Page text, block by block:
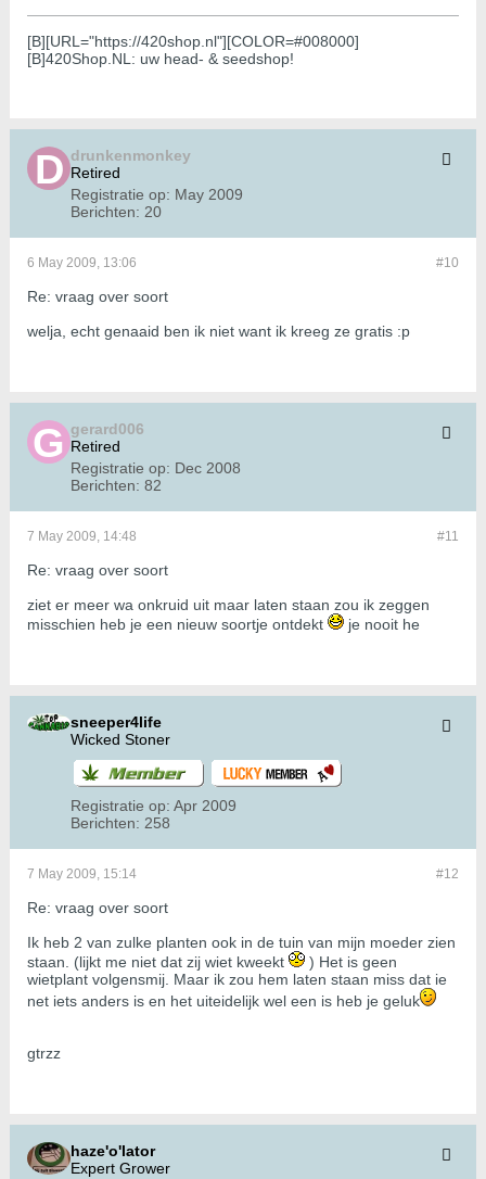
[B][URL="https://420shop.nl"][COLOR=#008000]
[B]420Shop.NL: uw head- & seedshop!
drunkenmonkey
Retired
Registratie op: May 2009
Berichten: 20
#10
6 May 2009, 13:06
Re: vraag over soort
welja, echt genaaid ben ik niet want ik kreeg ze gratis :p
gerard006
Retired
Registratie op: Dec 2008
Berichten: 82
#11
7 May 2009, 14:48
Re: vraag over soort
ziet er meer wa onkruid uit maar laten staan zou ik zeggen
misschien heb je een nieuw soortje ontdekt
je nooit he
sneeper4life
Wicked Stoner
Registratie op: Apr 2009
Berichten: 258
#12
7 May 2009, 15:14
Re: vraag over soort
Ik heb 2 van zulke planten ook in de tuin van mijn moeder zien
staan. (lijkt me niet dat zij wiet kweekt
) Het is geen
wietplant volgensmij. Maar ik zou hem laten staan miss dat ie
net iets anders is en het uiteidelijk wel een is heb je geluk
gtrzz
haze'o'lator
Expert Grower